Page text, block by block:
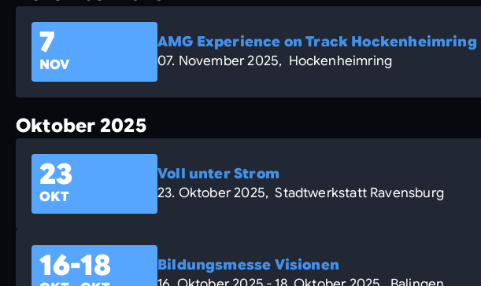
7
NOV
AMG Experience on Track Hockenheimring
07. November 2025, Hockenheimring
Oktober 2025
23
OKT
Voll unter Strom
23. Oktober 2025, Stadtwerkstatt Ravensburg
16-18 Bildungsmesse Visionen